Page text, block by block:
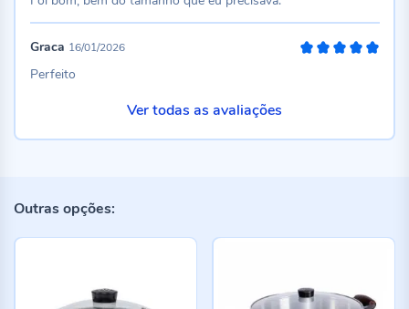
Graca 16/01/2026
Perfeito
Ver todas as avaliações
Outras opções: